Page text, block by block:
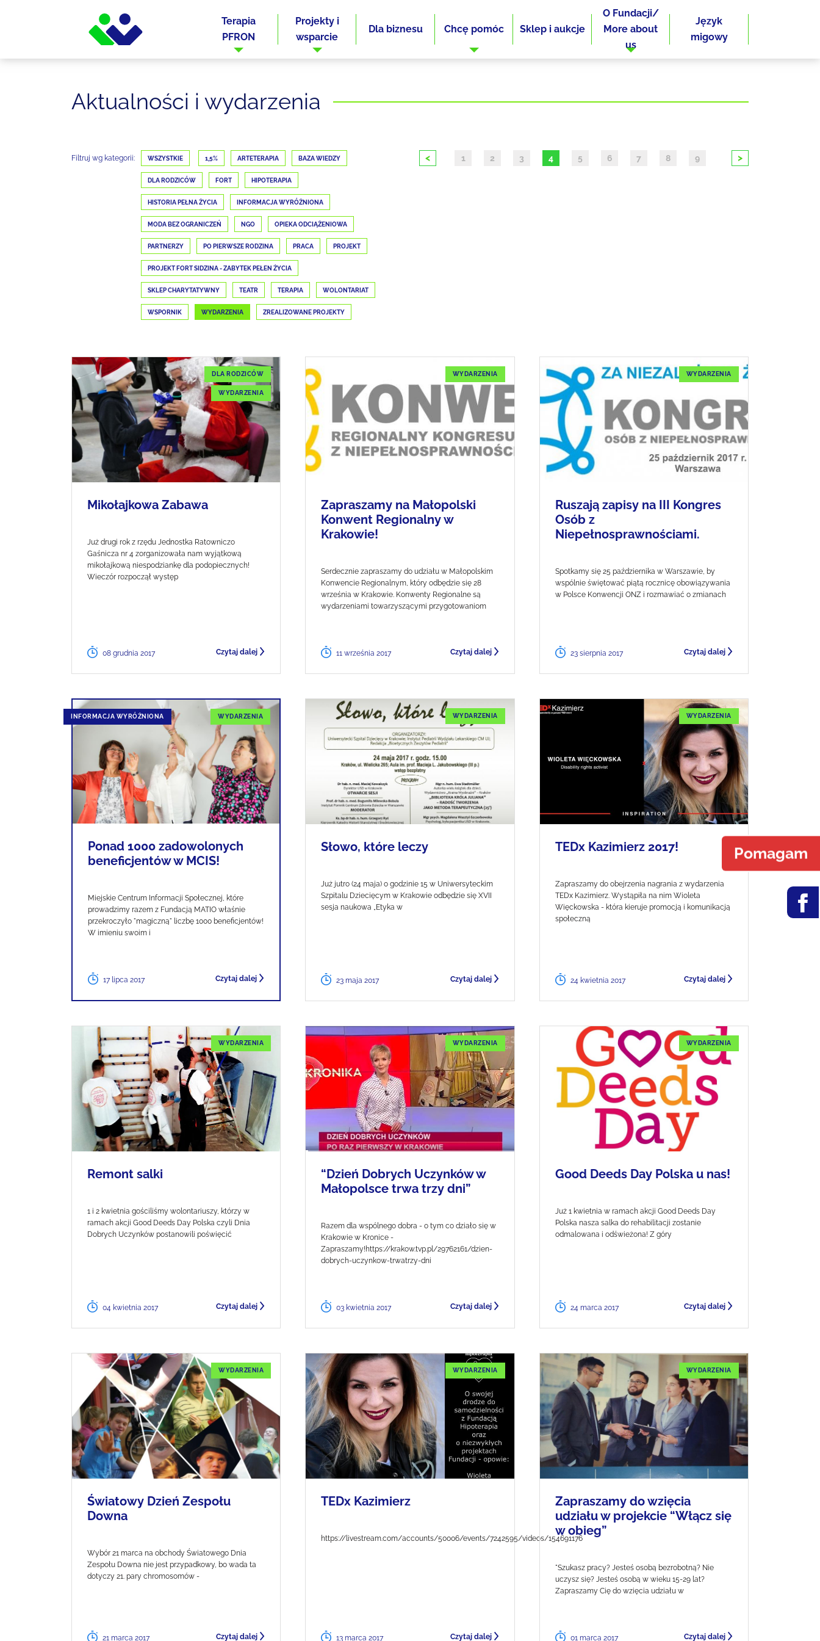
Terapia
PFRON
Projekty i
wsparcie
Dla biznesu Chcę pomóc Sklep i aukcje
O Fundacji/
More about
us
Język
migowy
Pomagam
Aktualności i wydarzenia
Filtruj wg kategorii: WSZYSTKIE 1,5% ARTETERAPIA BAZA WIEDZY
DLA RODZICÓW FORT HIPOTERAPIA
HISTORIA PEŁNA ŻYCIA INFORMACJA WYRÓŻNIONA
MODA BEZ OGRANICZEŃ NGO OPIEKA ODCIĄŻENIOWA
PARTNERZY PO PIERWSZE RODZINA PRACA PROJEKT
PROJEKT FORT SIDZINA - ZABYTEK PEŁEN ŻYCIA
SKLEP CHARYTATYWNY TEATR TERAPIA WOLONTARIAT
WSPORNIK WYDARZENIA ZREALIZOWANE PROJEKTY
< 1 2 3 4 5 6 7 8 9 >
DLA RODZICÓW
WYDARZENIA
Mikołajkowa Zabawa
Już drugi rok z rzędu Jednostka Ratowniczo
Gaśnicza nr 4 zorganizowała nam wyjątkową
mikołajkową niespodziankę dla podopiecznych!
Wieczór rozpoczął występ
08 grudnia 2017 Czytaj dalej
WYDARZENIA
Zapraszamy na Małopolski
Konwent Regionalny w
Krakowie!
Serdecznie zapraszamy do udziału w Małopolskim
Konwencie Regionalnym, który odbędzie się 28
września w Krakowie. Konwenty Regionalne są
wydarzeniami towarzyszącymi przygotowaniom
11 września 2017 Czytaj dalej
WYDARZENIA
Ruszają zapisy na III Kongres
Osób z
Niepełnosprawnościami.
Spotkamy się 25 października w Warszawie, by
wspólnie świętować piątą rocznicę obowiązywania
w Polsce Konwencji ONZ i rozmawiać o zmianach
23 sierpnia 2017 Czytaj dalej
INFORMACJA WYRÓŻNIONA WYDARZENIA
Ponad 1000 zadowolonych
beneficjentów w MCIS!
Miejskie Centrum Informacji Społecznej, które
prowadzimy razem z Fundacją MATIO właśnie
przekroczyło "magiczną" liczbę 1000 beneficjentów!
W imieniu swoim i
17 lipca 2017 Czytaj dalej
WYDARZENIA
Słowo, które leczy
Już jutro (24 maja) o godzinie 15 w Uniwersyteckim
Szpitalu Dziecięcym w Krakowie odbędzie się XVII
sesja naukowa „Etyka w
23 maja 2017 Czytaj dalej
WYDARZENIA
TEDx Kazimierz 2017!
Zapraszamy do obejrzenia nagrania z wydarzenia
TEDx Kazimierz. Wystąpiła na nim Wioleta
Więckowska - która kieruje promocją i komunikacją
społeczną
24 kwietnia 2017 Czytaj dalej
WYDARZENIA
Remont salki
1 i 2 kwietnia gościliśmy wolontariuszy, którzy w
ramach akcji Good Deeds Day Polska czyli Dnia
Dobrych Uczynków postanowili poświęcić
04 kwietnia 2017 Czytaj dalej
WYDARZENIA
“Dzień Dobrych Uczynków w
Małopolsce trwa trzy dni”
Razem dla wspólnego dobra - o tym co działo się w
Krakowie w Kronice -
Zapraszamy!https://krakow.tvp.pl/29762161/dzien-
dobrych-uczynkow-trwatrzy-dni
03 kwietnia 2017 Czytaj dalej
WYDARZENIA
Good Deeds Day Polska u nas!
Już 1 kwietnia w ramach akcji Good Deeds Day
Polska nasza salka do rehabilitacji zostanie
odmalowana i odświeżona! Z góry
24 marca 2017 Czytaj dalej
WYDARZENIA
Światowy Dzień Zespołu
Downa
Wybór 21 marca na obchody Światowego Dnia
Zespołu Downa nie jest przypadkowy, bo wada ta
dotyczy 21. pary chromosomów -
21 marca 2017 Czytaj dalej
WYDARZENIA
TEDx Kazimierz
https://livestream.com/accounts/50006/events/7242595/videos/154691176
13 marca 2017 Czytaj dalej
WYDARZENIA
Zapraszamy do wzięcia
udziału w projekcie “Włącz się
w obieg”
"Szukasz pracy? Jesteś osobą bezrobotną? Nie
uczysz się? Jesteś osobą w wieku 15-29 lat?
Zapraszamy Cię do wzięcia udziału w
01 marca 2017 Czytaj dalej